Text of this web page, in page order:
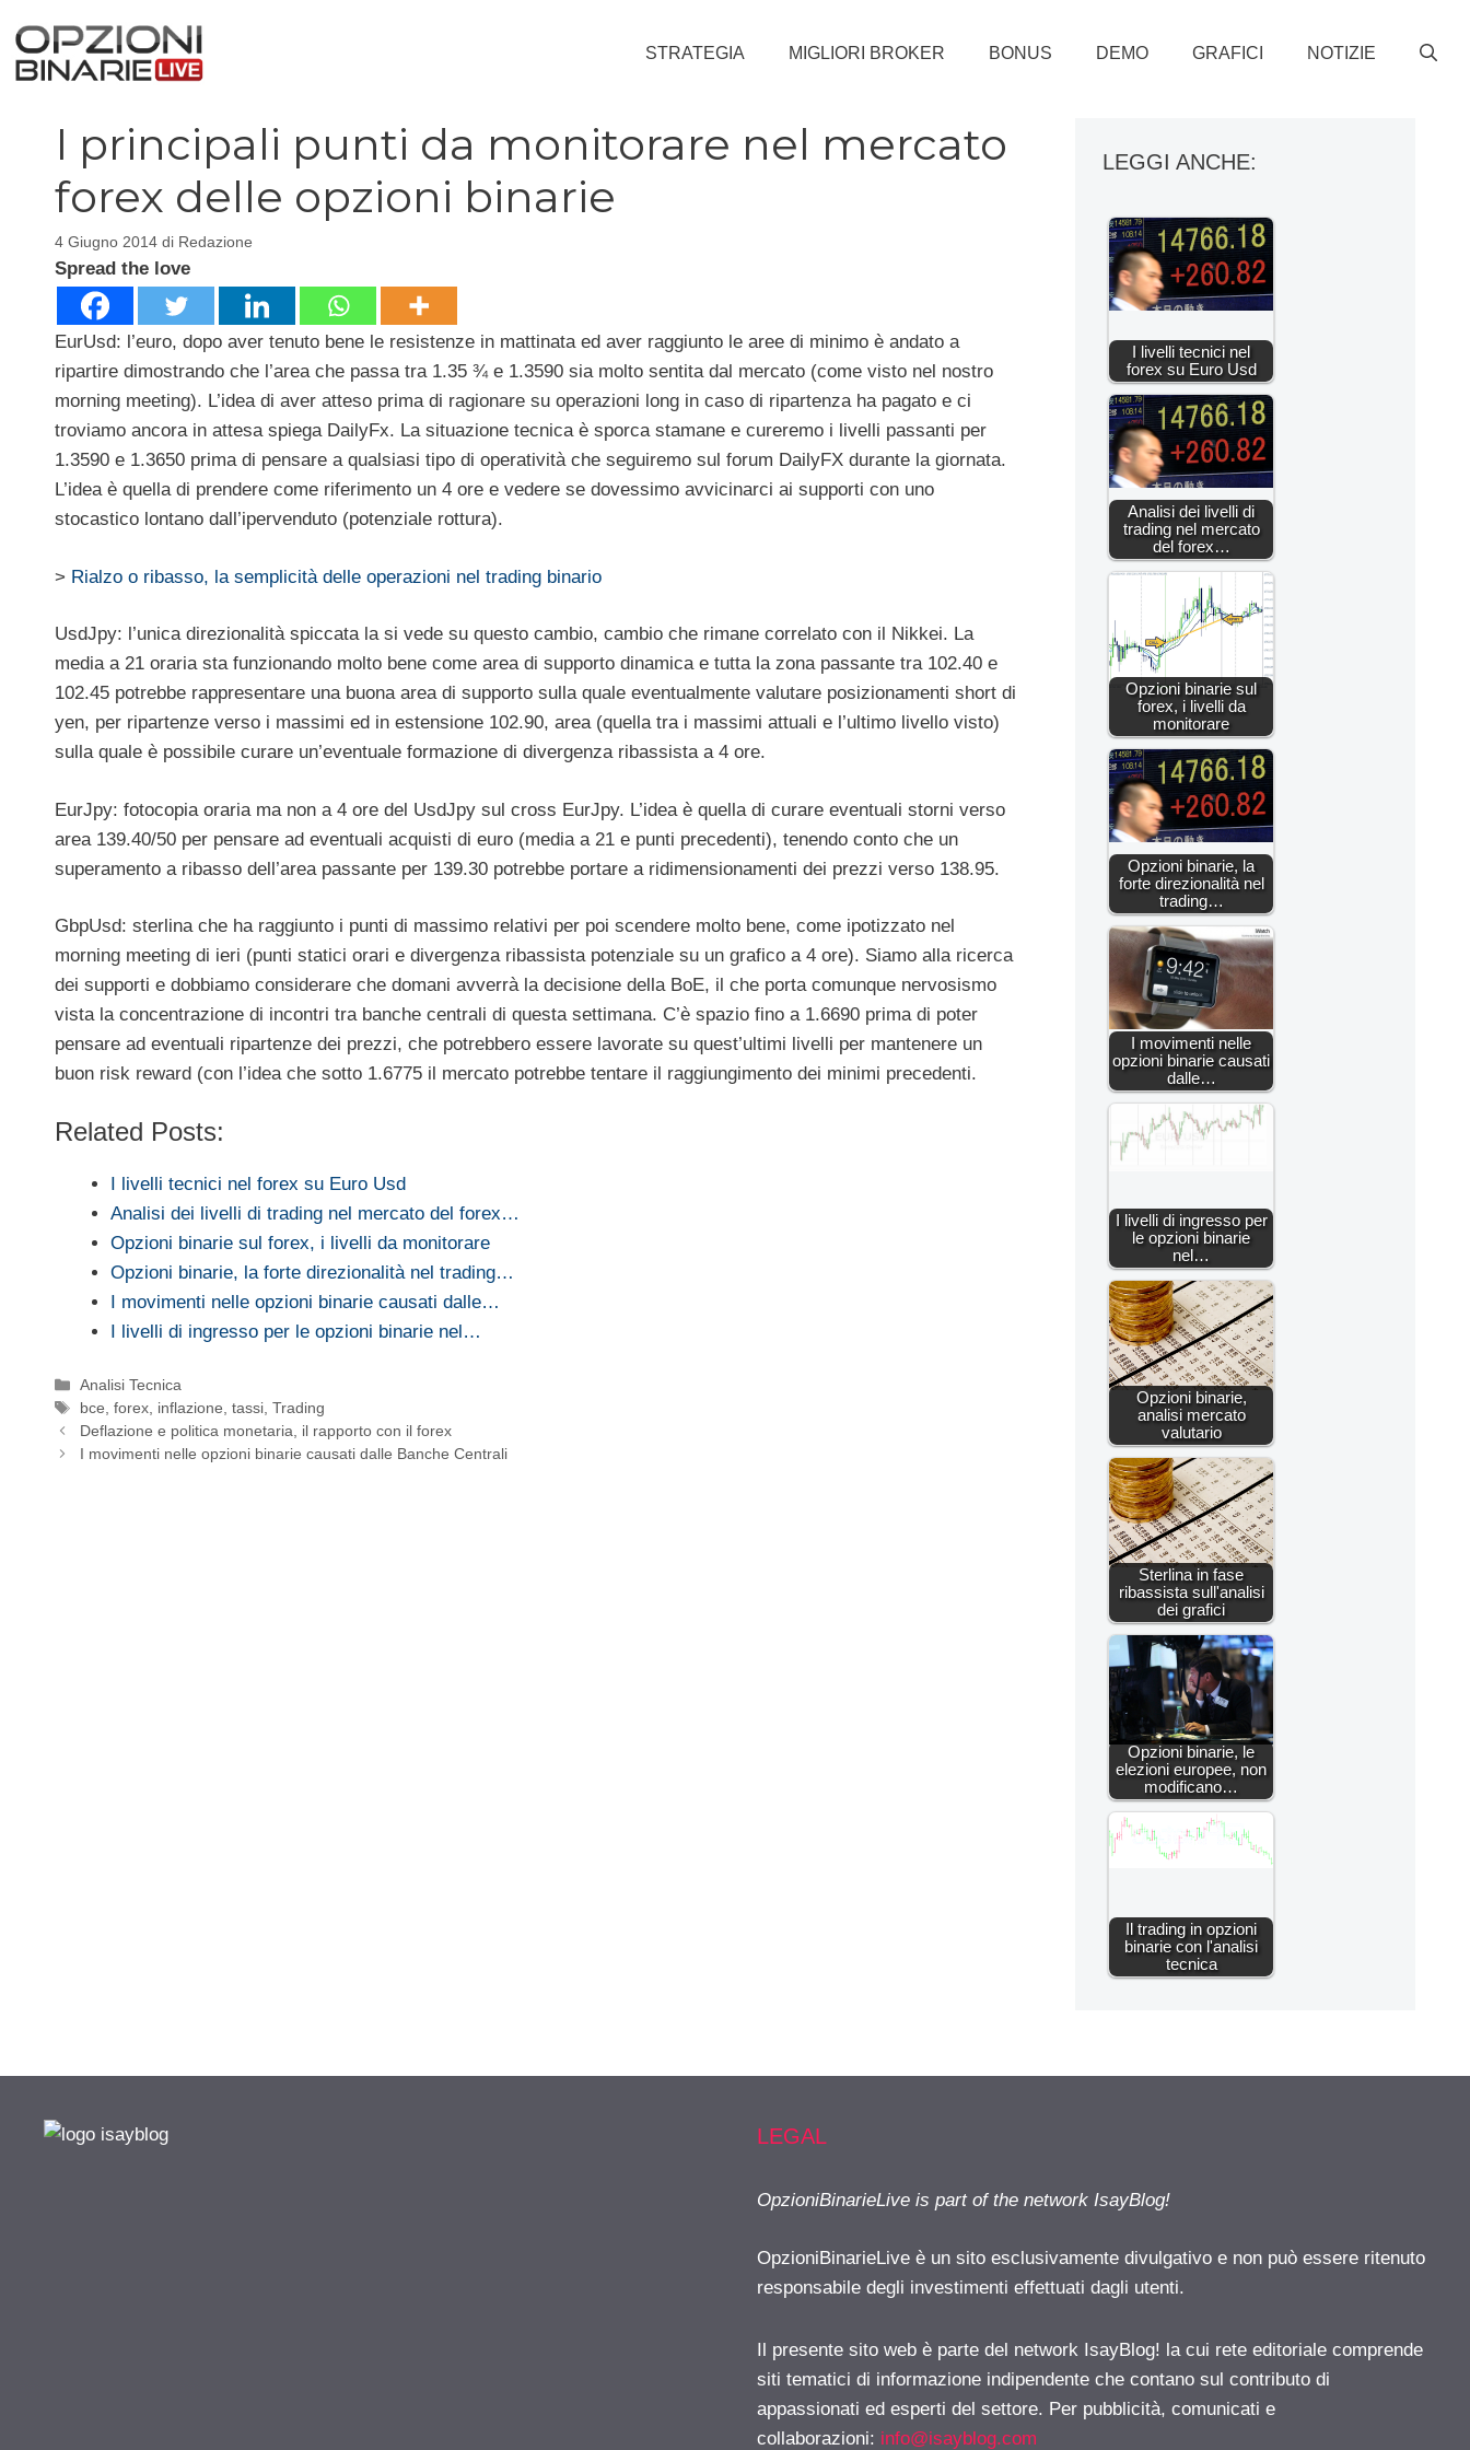
contenuto
STRATEGIA MIGLIORI BROKER BONUS DEMO GRAFICI NOTIZIE
I principali punti da monitorare nel mercato
forex delle opzioni binarie
4 Giugno 2014 di Redazione
Spread the love
EurUsd: l’euro, dopo aver tenuto bene le resistenze in mattinata ed aver raggiunto le aree di minimo è andato a
ripartire dimostrando che l’area che passa tra 1.35 ¾ e 1.3590 sia molto sentita dal mercato (come visto nel nostro
morning meeting). L’idea di aver atteso prima di ragionare su operazioni long in caso di ripartenza ha pagato e ci
troviamo ancora in attesa spiega DailyFx. La situazione tecnica è sporca stamane e cureremo i livelli passanti per
1.3590 e 1.3650 prima di pensare a qualsiasi tipo di operatività che seguiremo sul forum DailyFX durante la giornata.
L’idea è quella di prendere come riferimento un 4 ore e vedere se dovessimo avvicinarci ai supporti con uno
stocastico lontano dall’ipervenduto (potenziale rottura).
> Rialzo o ribasso, la semplicità delle operazioni nel trading binario
UsdJpy: l’unica direzionalità spiccata la si vede su questo cambio, cambio che rimane correlato con il Nikkei. La
media a 21 oraria sta funzionando molto bene come area di supporto dinamica e tutta la zona passante tra 102.40 e
102.45 potrebbe rappresentare una buona area di supporto sulla quale eventualmente valutare posizionamenti short di
yen, per ripartenze verso i massimi ed in estensione 102.90, area (quella tra i massimi attuali e l’ultimo livello visto)
sulla quale è possibile curare un’eventuale formazione di divergenza ribassista a 4 ore.
EurJpy: fotocopia oraria ma non a 4 ore del UsdJpy sul cross EurJpy. L’idea è quella di curare eventuali storni verso
area 139.40/50 per pensare ad eventuali acquisti di euro (media a 21 e punti precedenti), tenendo conto che un
superamento a ribasso dell’area passante per 139.30 potrebbe portare a ridimensionamenti dei prezzi verso 138.95.
GbpUsd: sterlina che ha raggiunto i punti di massimo relativi per poi scendere molto bene, come ipotizzato nel
morning meeting di ieri (punti statici orari e divergenza ribassista potenziale su un grafico a 4 ore). Siamo alla ricerca
dei supporti e dobbiamo considerare che domani avverrà la decisione della BoE, il che porta comunque nervosismo
vista la concentrazione di incontri tra banche centrali di questa settimana. C’è spazio fino a 1.6690 prima di poter
pensare ad eventuali ripartenze dei prezzi, che potrebbero essere lavorate su quest’ultimi livelli per mantenere un
buon risk reward (con l’idea che sotto 1.6775 il mercato potrebbe tentare il raggiungimento dei minimi precedenti.
Related Posts:
I livelli tecnici nel forex su Euro Usd
Analisi dei livelli di trading nel mercato del forex…
Opzioni binarie sul forex, i livelli da monitorare
Opzioni binarie, la forte direzionalità nel trading…
I movimenti nelle opzioni binarie causati dalle…
I livelli di ingresso per le opzioni binarie nel…
Categorie
Analisi Tecnica
Tag
bce,forex, inflazione,tassi,Trading
Deflazione e politica monetaria, il rapporto con il forex
I movimenti nelle opzioni binarie causati dalle Banche Centrali
LEGGI ANCHE:
I livelli tecnici nel
forex su Euro Usd
Analisi dei livelli di
trading nel mercato
del forex…
Opzioni binarie sul
forex, i livelli da
monitorare
Opzioni binarie, la
forte direzionalità nel
trading…
I movimenti nelle
opzioni binarie causati
dalle…
I livelli di ingresso per
le opzioni binarie
nel…
Opzioni binarie,
analisi mercato
valutario
Sterlina in fase
ribassista sull'analisi
dei grafici
Opzioni binarie, le
elezioni europee, non
modificano…
Il trading in opzioni
binarie con l'analisi
tecnica
LEGAL
OpzioniBinarieLive is part of the network IsayBlog!
OpzioniBinarieLive è un sito esclusivamente divulgativo e non può essere ritenuto
responsabile degli investimenti effettuati dagli utenti.
Il presente sito web è parte del network IsayBlog! la cui rete editoriale comprende
siti tematici di informazione indipendente che contano sul contributo di
appassionati ed esperti del settore. Per pubblicità, comunicati e
collaborazioni: info@isayblog.com